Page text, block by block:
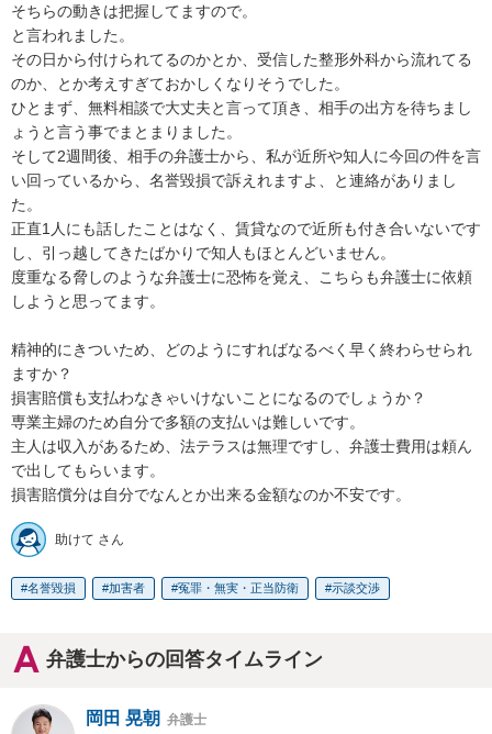
そちらの動きは把握してますので。
と言われました。
その日から付けられてるのかとか、受信した整形外科から流れてる
のか、とか考えすぎておかしくなりそうでした。
ひとまず、無料相談で大丈夫と言って頂き、相手の出方を待ちまし
ょうと言う事でまとまりました。
そして2週間後、相手の弁護士から、私が近所や知人に今回の件を言
い回っているから、名誉毀損で訴えれますよ、と連絡がありまし
た。
正直1人にも話したことはなく、賃貸なので近所も付き合いないです
し、引っ越してきたばかりで知人もほとんどいません。
度重なる脅しのような弁護士に恐怖を覚え、こちらも弁護士に依頼
しようと思ってます。
精神的にきついため、どのようにすればなるべく早く終わらせられ
ますか？
損害賠償も支払わなきゃいけないことになるのでしょうか？
専業主婦のため自分で多額の支払いは難しいです。
主人は収入があるため、法テラスは無理ですし、弁護士費用は頼ん
で出してもらいます。
損害賠償分は自分でなんとか出来る金額なのか不安です。
助けて さん
名誉毀損 加害者 冤罪・無実・正当防衛 示談交渉
弁護士からの回答タイムライン
岡田 晃朝 弁護士